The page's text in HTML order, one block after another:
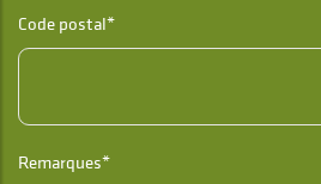
Code postal*
Remarques*